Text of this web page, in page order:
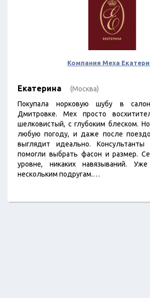
Компания Меха
Екатерина (Москва)
Покупала норковую шубу в
Дмитровке. Мех просто
шелковистый, с глубоким блеском.
любую погоду, и даже после
выглядит идеально. Консультанты
помогли выбрать фасон и размер.
уровне, никаких навязываний. Уже
нескольким подругам.…